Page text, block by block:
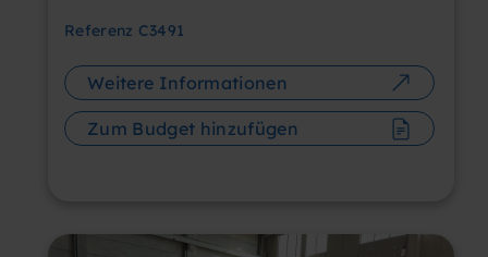
Referenz C3491
Weitere Informationen
Zum Budget hinzufügen